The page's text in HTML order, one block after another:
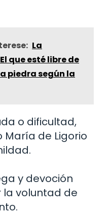
La
que esté libre de
piedra según la
o dificultad,
María de Ligorio
y devoción
la voluntad de